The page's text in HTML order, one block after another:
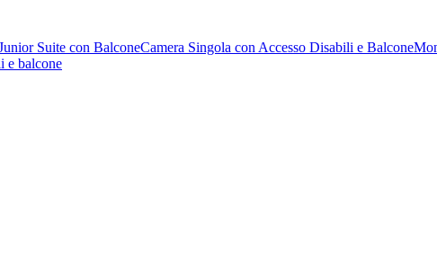
Suite con BalconeCamera Singola con Accesso Disabili e Balcone
e balcone